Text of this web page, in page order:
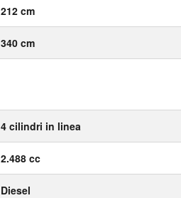
212 cm
340 cm
4 cilindri in linea
2.488 cc
Diesel